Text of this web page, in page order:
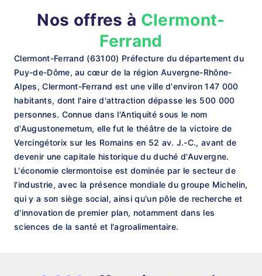
Nos offres à Clermont-
Ferrand
Clermont-Ferrand (63100) Préfecture du département du
Puy-de-Dôme, au cœur de la région Auvergne-Rhône-
Alpes, Clermont-Ferrand est une ville d'environ 147 000
habitants, dont l'aire d'attraction dépasse les 500 000
personnes. Connue dans l'Antiquité sous le nom
d'Augustonemetum, elle fut le théâtre de la victoire de
Vercingétorix sur les Romains en 52 av. J.-C., avant de
devenir une capitale historique du duché d'Auvergne.
L'économie clermontoise est dominée par le secteur de
l'industrie, avec la présence mondiale du groupe Michelin,
qui y a son siège social, ainsi qu'un pôle de recherche et
d'innovation de premier plan, notamment dans les
sciences de la santé et l'agroalimentaire.